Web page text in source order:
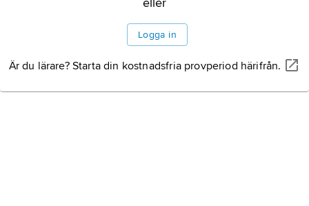
Logga in
Är du lärare? Starta din kostnadsfria provperiod härifrån.